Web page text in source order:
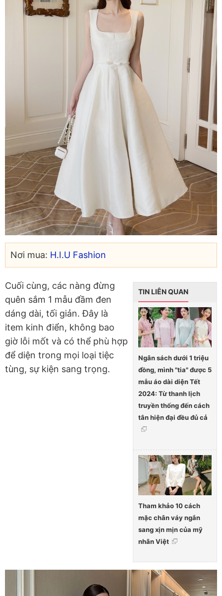
Nơi mua: H.I.U Fashion
TIN LIÊN QUAN
Ngân sách dưới 1 triệu
đồng, mình "tia" được 5
mẫu áo dài diện Tết
2024: Từ thanh lịch
truyền thống đến cách
tân hiện đại đều đủ cả
Tham khảo 10 cách
mặc chân váy ngắn
sang xịn mịn của mỹ
nhân Việt
Cuối cùng, các nàng đừng
quên sắm 1 mẫu đầm đen
dáng dài, tối giản. Đây là
item kinh điển, không bao
giờ lỗi mốt và có thể phù hợp
để diện trong mọi loại tiệc
tùng, sự kiện sang trọng.